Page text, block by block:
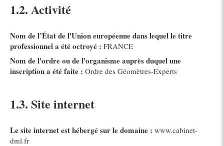
1.2. Activité
Nom de l’État de l'Union européenne dans lequel le titre
professionnel a été octroyé : FRANCE
Nom de l'ordre ou de l'organisme auprès duquel une
inscription a été faite : Ordre des Géomètres-Experts
1.3. Site internet
Le site internet est hébergé sur le domaine : www.cabinet-
dml.fr